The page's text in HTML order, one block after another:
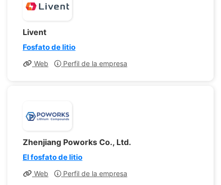
Livent
Fosfato de litio
Web Perfil de la empresa
Zhenjiang Poworks Co., Ltd.
El fosfato de litio
Web Perfil de la empresa